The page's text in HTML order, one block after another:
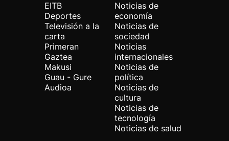
EITB
Deportes
Televisión a la
carta
Primeran
Gaztea
Makusi
Guau - Gure
Audioa
Noticias de
economía
Noticias de
sociedad
Noticias
internacionales
Noticias de
política
Noticias de
cultura
Noticias de
tecnología
Noticias de salud